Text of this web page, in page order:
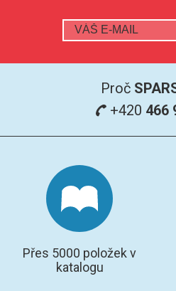
PŘÍSLUŠENSTVÍ PRO MS
SUBSTRÁTY
TERS
RAMAN
Proč
+420 466
Přes 5000 položek v
katalogu